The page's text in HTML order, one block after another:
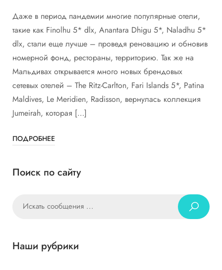
Даже в период пандемии многие популярные отели,
такие как Finolhu 5* dlx, Anantara Dhigu 5*, Naladhu 5*
dlx, стали еще лучше – проведя реновацию и обновив
номерной фонд, рестораны, территорию. Так же на
Мальдивах открывается много новых брендовых
сетевых отелей – The Ritz-Carlton, Fari Islands 5*, Patina
Maldives, Le Meridien, Radisson, вернулась коллекция
Jumeirah, которая […]
ПОДРОБНЕЕ
Поиск по сайту
Наши рубрики